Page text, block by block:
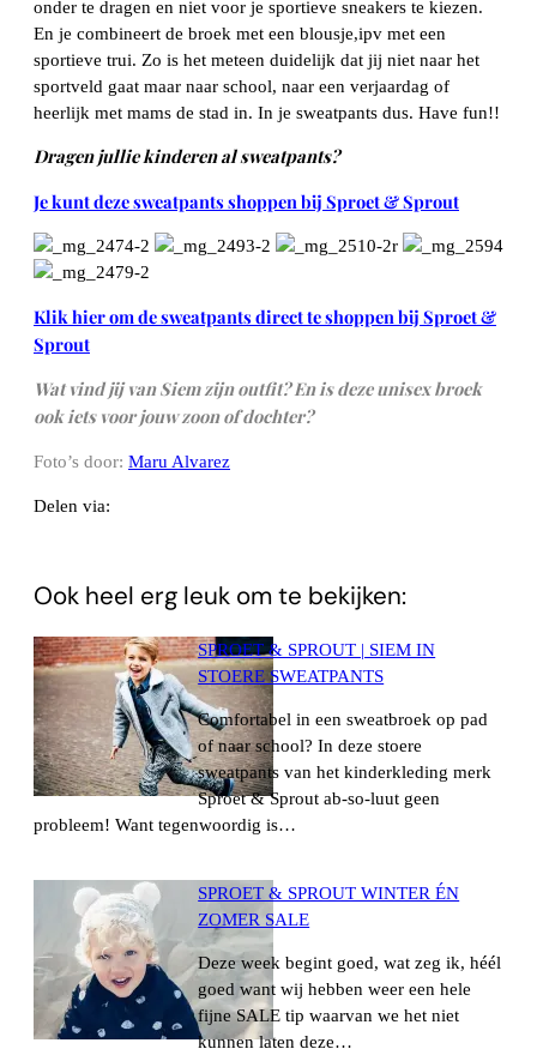
onder te dragen en niet voor je sportieve sneakers te kiezen.
En je combineert de broek met een blousje,ipv met een
sportieve trui. Zo is het meteen duidelijk dat jij niet naar het
sportveld gaat maar naar school, naar een verjaardag of
heerlijk met mams de stad in. In je sweatpants dus. Have fun!!
Dragen jullie kinderen al sweatpants?
Je kunt deze sweatpants shoppen bij Sproet & Sprout
Klik hier om de sweatpants direct te shoppen bij Sproet &
Sprout
Wat vind jij van Siem zijn outfit? En is deze unisex broek
ook iets voor jouw zoon of dochter?
Foto’s door: Maru Alvarez
Delen via:
Ook heel erg leuk om te bekijken:
SPROET & SPROUT | SIEM IN
STOERE SWEATPANTS
Comfortabel in een sweatbroek op pad
of naar school? In deze stoere
sweatpants van het kinderkleding merk
Sproet & Sprout ab-so-luut geen
probleem! Want tegenwoordig is…
SPROET & SPROUT WINTER ÉN
ZOMER SALE
Deze week begint goed, wat zeg ik, héél
goed want wij hebben weer een hele
fijne SALE tip waarvan we het niet
kunnen laten deze…